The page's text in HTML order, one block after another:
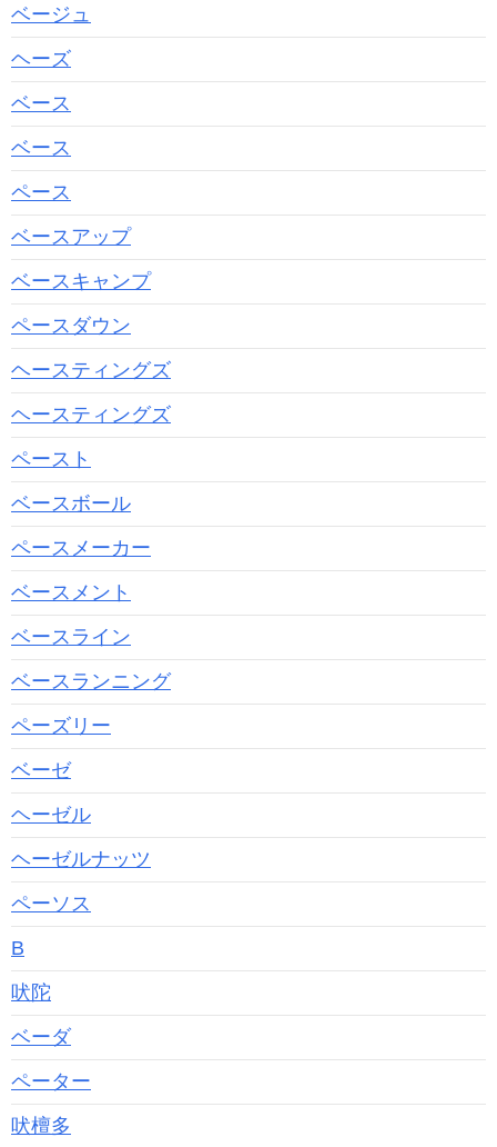
ベージュ
ヘーズ
ベース
ベース
ペース
ベースアップ
ベースキャンプ
ペースダウン
ヘースティングズ
ヘースティングズ
ペースト
ベースボール
ペースメーカー
ベースメント
ベースライン
ベースランニング
ペーズリー
ベーゼ
ヘーゼル
ヘーゼルナッツ
ペーソス
Β
吠陀
ベーダ
ペーター
吠檀多